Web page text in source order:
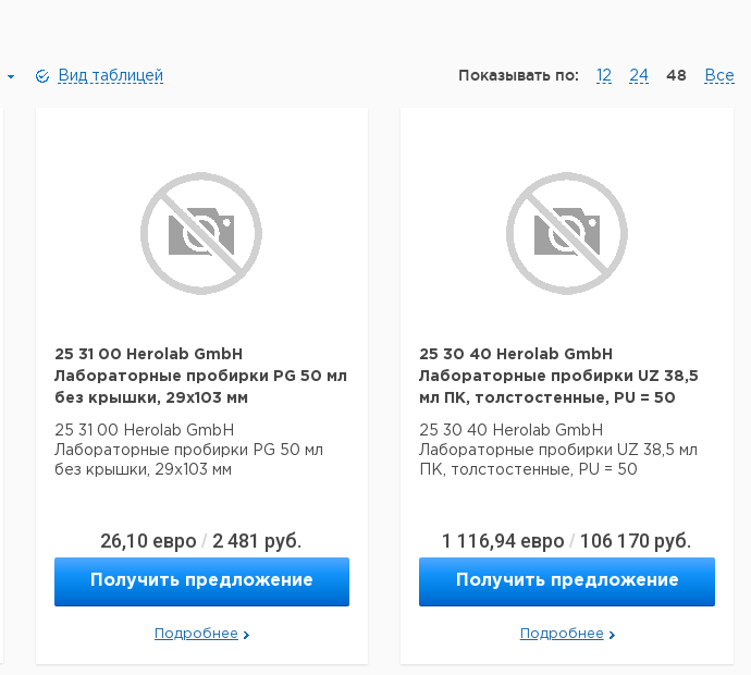
Вид таблицей Показывать по: 12 24 48 Все
25 31 00 Herolab GmbH
Лабораторные пробирки PG 50 мл
без крышки, 29x103 мм
25 31 00 Herolab GmbH
Лабораторные пробирки PG 50 мл
без крышки, 29x103 мм
26,10 евро / 2 481 руб.
Получить предложение
Подробнее
25 30 40 Herolab GmbH
Лабораторные пробирки UZ 38,5
мл ПК, толстостенные, PU = 50
25 30 40 Herolab GmbH
Лабораторные пробирки UZ 38,5 мл
ПК, толстостенные, PU = 50
1 116,94 евро / 106 170 руб.
Получить предложение
Подробнее